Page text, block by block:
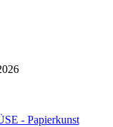
- Papierkunst